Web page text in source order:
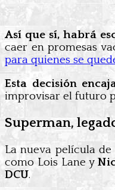
Así que sí, habrá
caer en promesas
para quienes se
Esta decisión
improvisar el futuro
Superman,
La nueva película de
como Lois Lane y
DCU.